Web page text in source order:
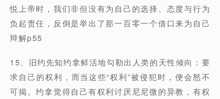
悦上帝时，我们非但没有为自己的选择、态度与行为
负起责任，反倒是举出了那一百零一个借口来为自己
辩解p55
15、旧约先知约拿鲜活地勾勒出人类的天性倾向：要
求自己的权利，而当这些“权利”被侵犯时，便会怒不
可揭。约拿觉得自己有权利讨厌尼尼微的异教，有权